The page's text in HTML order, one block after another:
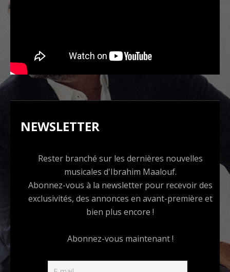
NEWSLETTER
Rester branché sur les dernières nouvelles
musicales d'Ibrahim Maalouf.
Abonnez-vous à la newsletter pour recevoir des
exclusivités, des annonces en avant-première et
bien plus encore !
Abonnez-vous maintenant !